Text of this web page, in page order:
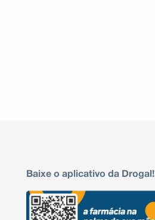
Baixe o aplicativo da Drogal!